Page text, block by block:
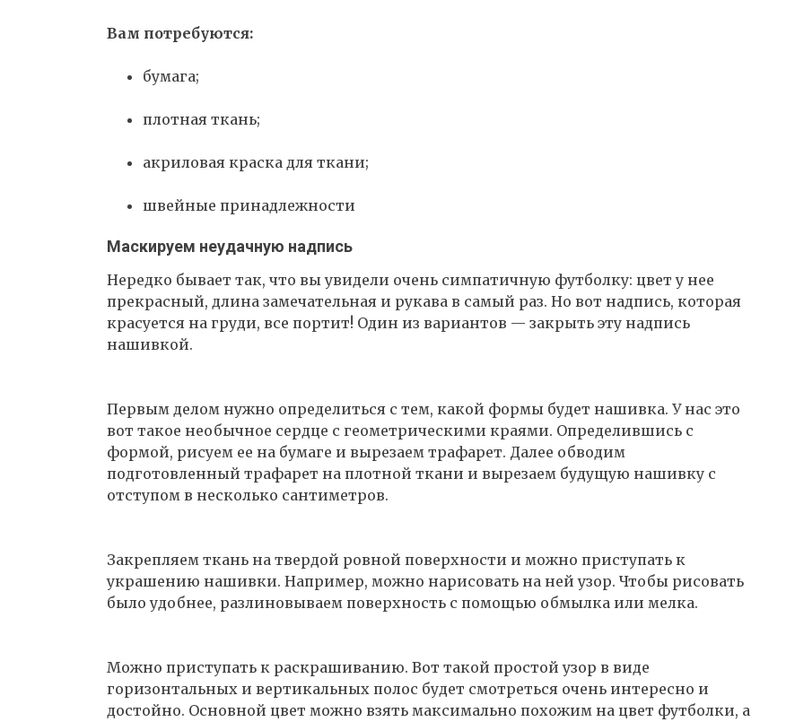
Вам потребуются:
бумага;
плотная ткань;
акриловая краска для ткани;
швейные принадлежности
Маскируем неудачную надпись
Нередко бывает так, что вы увидели очень симпатичную футболку: цвет у нее
прекрасный, длина замечательная и рукава в самый раз. Но вот надпись, которая
красуется на груди, все портит! Один из вариантов — закрыть эту надпись
нашивкой.
Первым делом нужно определиться с тем, какой формы будет нашивка. У нас это
вот такое необычное сердце с геометрическими краями. Определившись с
формой, рисуем ее на бумаге и вырезаем трафарет. Далее обводим
подготовленный трафарет на плотной ткани и вырезаем будущую нашивку с
отступом в несколько сантиметров.
Закрепляем ткань на твердой ровной поверхности и можно приступать к
украшению нашивки. Например, можно нарисовать на ней узор. Чтобы рисовать
было удобнее, разлиновываем поверхность с помощью обмылка или мелка.
Можно приступать к раскрашиванию. Вот такой простой узор в виде
горизонтальных и вертикальных полос будет смотреться очень интересно и
достойно. Основной цвет можно взять максимально похожим на цвет футболки, а